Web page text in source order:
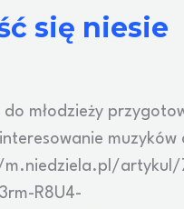
się niesie
młodzieży
muzyków
m.niedziela.pl/
R8U4-